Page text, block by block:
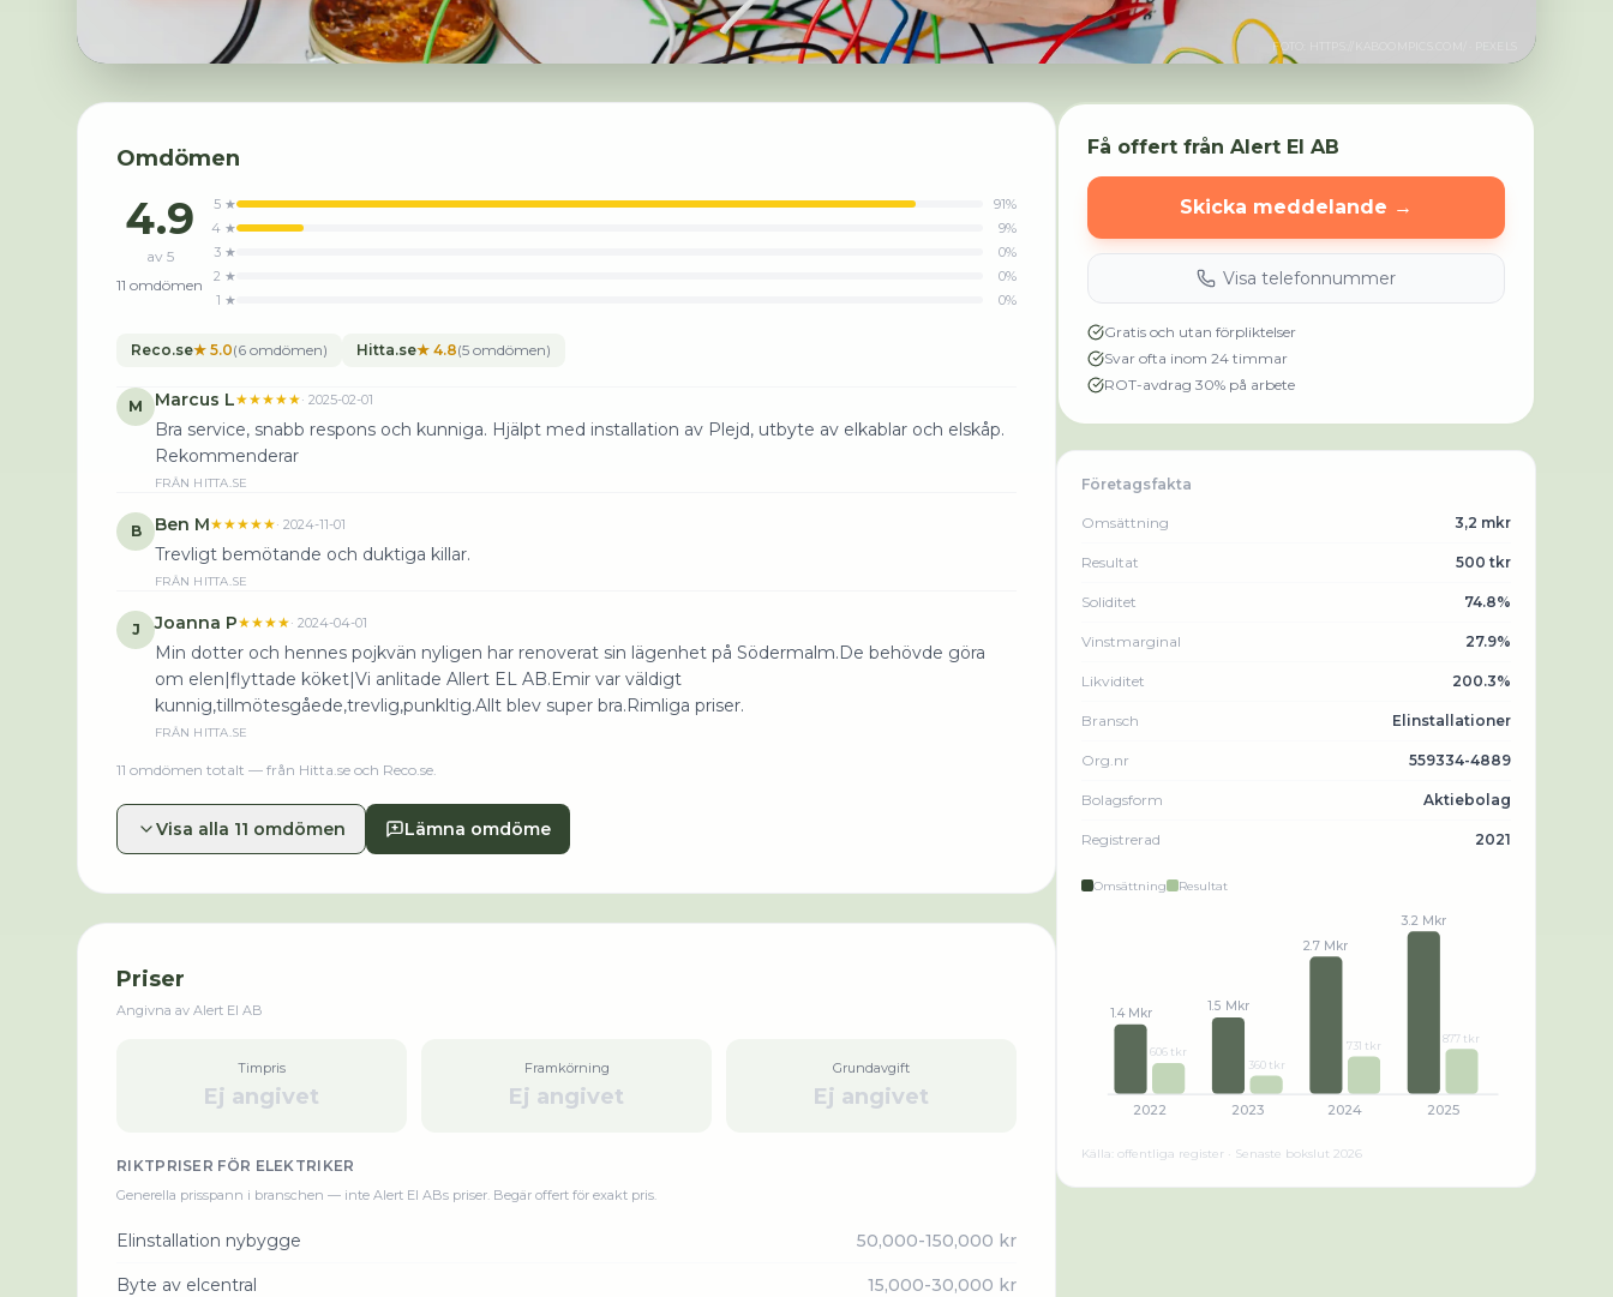
FOTO:
Omdömen
4.9
av 5
11 omdömen
5 ★ 91%
4 ★ 9%
3 ★ 0%
2 ★ 0%
1 ★ 0%
Reco.se★ 5.0(6 omdömen) Hitta.se★ 4.8(5 omdömen)
M Marcus L★★★★★· 2025-02-01
Bra service, snabb respons och kunniga. Hjälpt med installation av Plejd, utbyte av elkablar och elskåp.
Rekommenderar
FRÅN HITTA.SE
B Ben M★★★★★· 2024-11-01
Trevligt bemötande och duktiga killar.
FRÅN HITTA.SE
J Joanna P★★★★· 2024-04-01
Min dotter och hennes pojkvän nyligen har renoverat sin lägenhet på Södermalm.De behövde göra
om elen|flyttade köket|Vi anlitade Allert EL AB.Emir var väldigt
kunnig,tillmötesgåede,trevlig,punkltig.Allt blev super bra.Rimliga priser.
FRÅN HITTA.SE
11 omdömen totalt — från Hitta.se och Reco.se.
Visa alla 11 omdömen Lämna omdöme
Priser
Angivna av Alert El AB
Timpris
Ej angivet
Framkörning
Ej angivet
Grundavgift
Ej angivet
RIKTPRISER FÖR ELEKTRIKER
Generella prisspann i branschen — inte Alert El ABs priser. Begär offert för exakt pris.
Elinstallation nybygge 50,000-150,000 kr
Byte av elcentral 15,000-30,000 kr
Få offert från Alert El AB
Skicka meddelande →
Visa telefonnummer
Gratis och utan förpliktelser
Svar ofta inom 24 timmar
ROT-avdrag 30% på arbete
Företagsfakta
Omsättning 3,2 mkr
Resultat 500 tkr
Soliditet 74.8%
Vinstmarginal 27.9%
Likviditet 200.3%
Bransch Elinstallationer
Org.nr 559334-4889
Bolagsform Aktiebolag
Registrerad 2021
Omsättning Resultat
1.4 Mkr
606 tkr
2022
1.5 Mkr
360 tkr
2023
2.7 Mkr
731 tkr
2024
3.2 Mkr
877 tkr
2025
Källa: offentliga register · Senaste bokslut 2026